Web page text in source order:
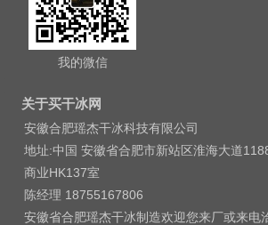
我的微信
关于买干冰网
安徽合肥瑶杰干冰科技有限公司
地址:中国 安徽省合肥市新站区淮海大道
商业HK137室
陈经理 18755167806
安徽省合肥瑶杰干冰制造欢迎您来厂或来电